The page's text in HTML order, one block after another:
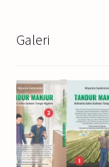
Galeri